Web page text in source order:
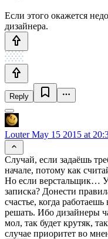
Если этого окажется
дизайнера.
Reply
LouterMay 15 2015 at
Случай, если задаёшь
начале, потому как
Но если верстальщик…
записка? Донести
счастье, когда
решать. Ибо дизайнеры
мол, так будет крутяк,
случае приоритет во